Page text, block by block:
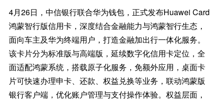
4月26日，中信银行联合华为钱包，正式发布Huawei Card
鸿蒙智行版信用卡，深度结合金融能力与鸿蒙智行生态，
面向车主及华为终端用户，打造金融加出行一体化服务。
该卡片分为标准版与高端版，延续数字化信用卡定位，全
面适配鸿蒙系统，搭载原子化服务，免额外应用，桌面卡
片可快速办理申卡、还款、权益兑换等业务，联动鸿蒙版
银行客户端，优化账户管理与支付操作体验。权益层面，